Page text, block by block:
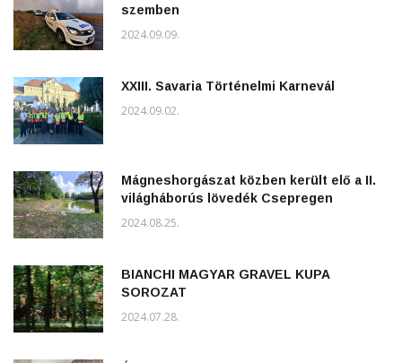
szemben
2024.09.09.
XXIII. Savaria Történelmi Karnevál
2024.09.02.
Mágneshorgászat közben került elő a II.
világháborús lövedék Csepregen
2024.08.25.
BIANCHI MAGYAR GRAVEL KUPA
SOROZAT
2024.07.28.